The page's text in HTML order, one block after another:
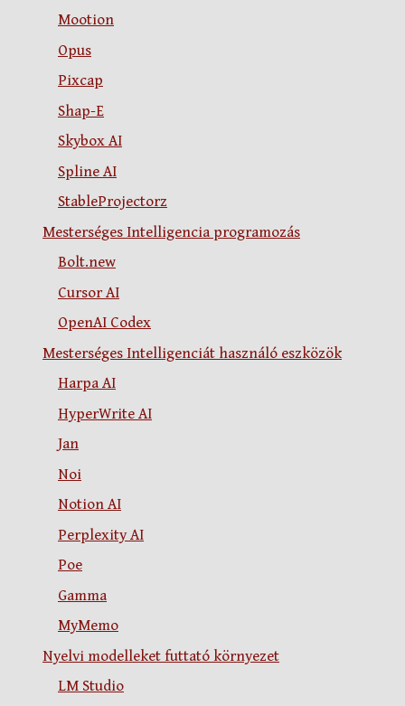
Mootion
Opus
Pixcap
Shap-E
Skybox AI
Spline AI
StableProjectorz
Mesterséges Intelligencia programozás
Bolt.new
Cursor AI
OpenAI Codex
Mesterséges Intelligenciát használó eszközök
Harpa AI
HyperWrite AI
Jan
Noi
Notion AI
Perplexity AI
Poe
Gamma
MyMemo
Nyelvi modelleket futtató környezet
LM Studio